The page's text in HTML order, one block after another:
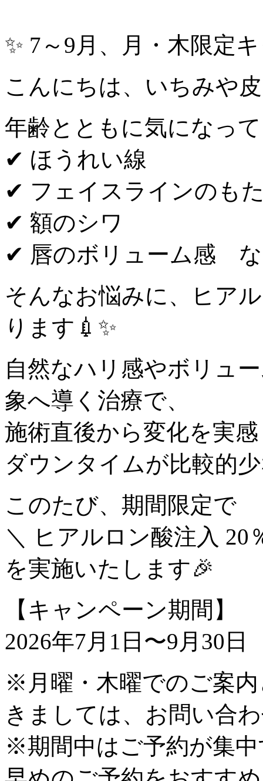
✨ 7～9月、月・木限定
こんにちは、いちみや
年齢とともに気になっ
✔︎ ほうれい線
✔︎ フェイスラインのも
✔︎ 額のシワ
✔︎ 唇のボリューム感
そんなお悩みに、ヒア
ります💉✨
自然なハリ感やボリュ
象へ導く治療で、
施術直後から変化を実
ダウンタイムが比較的
このたび、期間限定で
＼ ヒアルロン酸注入 20
を実施いたします🎉
【キャンペーン期間】
2026年7月1日〜9月30日
※月曜・木曜でのご案
きましては、お問い合
※期間中はご予約が集